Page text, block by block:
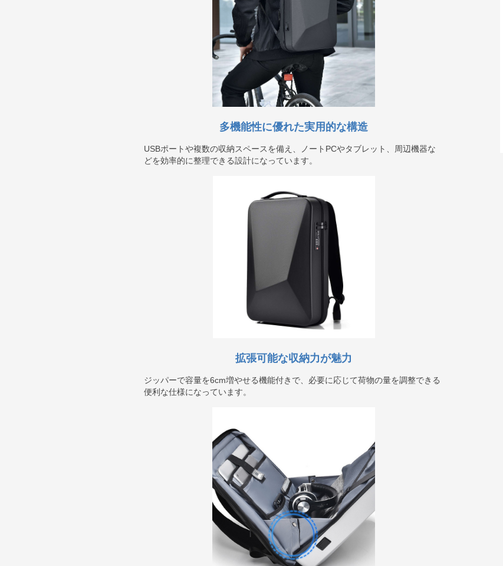
多機能性に優れた実用的な構造
USBポートや複数の収納スペースを備え、ノートPCやタブレット、周辺機器な
どを効率的に整理できる設計になっています。
拡張可能な収納力が魅力
ジッパーで容量を6cm増やせる機能付きで、必要に応じて荷物の量を調整できる
便利な仕様になっています。